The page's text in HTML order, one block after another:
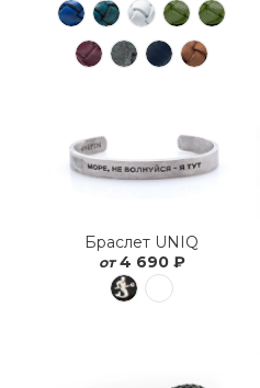
Браслет UNIQ
от 4 690 ₽